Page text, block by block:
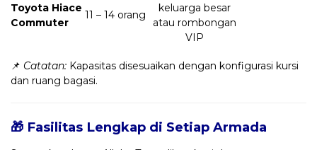
Toyota Hiace
Commuter
11 – 14 orang
keluarga besar
atau rombongan
VIP
📌 Catatan: Kapasitas disesuaikan dengan konfigurasi kursi
dan ruang bagasi.
🎁 Fasilitas Lengkap di Setiap Armada